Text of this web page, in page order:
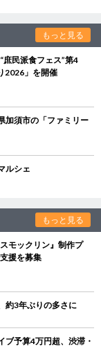
もっと見る
民派食フェス”第4
2026」を開催
加須市の「ファミリー
ルシェ
もっと見る
モックリン』制作プ
援を募集
約3年ぶりの多さに
予算4万円超、渋滞・